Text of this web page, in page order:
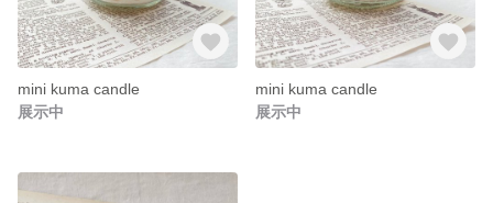
mini kuma candle
展示中
mini kuma candle
展示中